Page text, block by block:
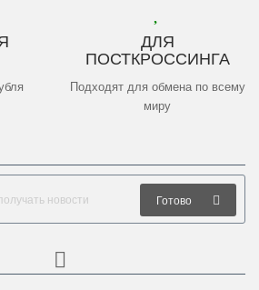
ДЛЯ
ПОСТКРОССИНГА
Подходят для обмена по всему
миру
Готово